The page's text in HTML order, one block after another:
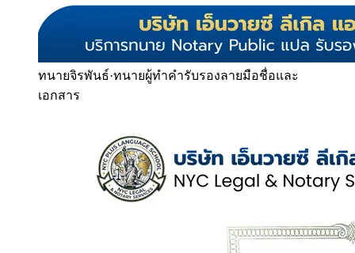
ทนายจิรพันธ์·ทนายผู้ทำคำรับรองลายมือชื่อและ
เอกสาร